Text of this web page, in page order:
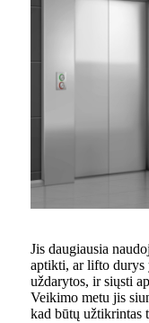
Jis daugiausia
aptikti, ar lifto durys
uždarytos, ir siųsti
Veikimo metu jis
kad būtų užtikrintas